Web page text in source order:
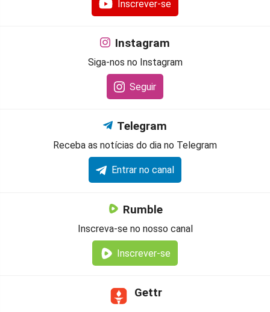
Inscrever-se
Instagram
Siga-nos no Instagram
Seguir
Telegram
Receba as notícias do dia no Telegram
Entrar no canal
Rumble
Inscreva-se no nosso canal
Inscrever-se
Gettr